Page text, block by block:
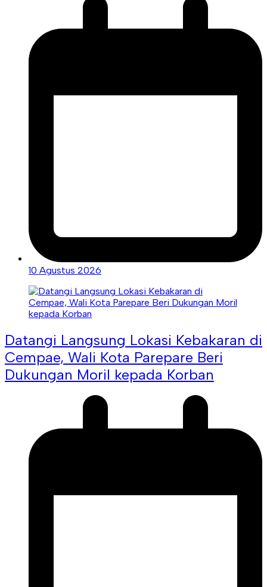
10 Agustus 2026
Datangi Langsung Lokasi Kebakaran di
Cempae, Wali Kota Parepare Beri
Dukungan Moril kepada Korban